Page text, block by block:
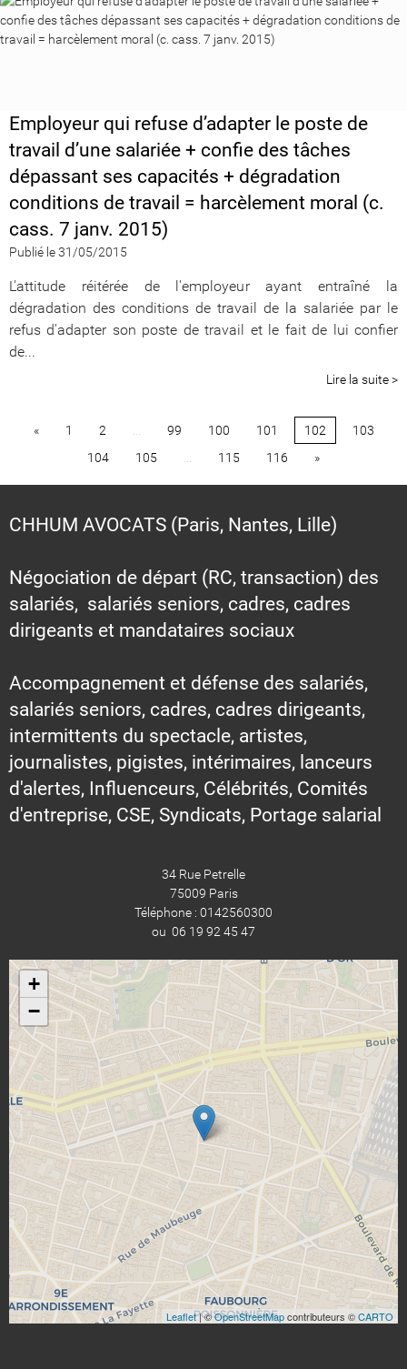
Employeur qui refuse d’adapter le poste de
travail d’une salariée + confie des tâches
dépassant ses capacités + dégradation
conditions de travail = harcèlement moral (c.
cass. 7 janv. 2015)
Publié le 31/05/2015
L'attitude réitérée de l'employeur ayant entraîné la
dégradation des conditions de travail de la salariée par le
refus d'adapter son poste de travail et le fait de lui confier
de...
Lire la suite >
« 1 2 99 100 101 102
103
104
105 115 116 »
CHHUM AVOCATS (Paris, Nantes, Lille)
Négociation de départ (RC, transaction) des
salariés, salariés seniors, cadres, cadres
dirigeants et mandataires sociaux
Accompagnement et défense des salariés,
salariés seniors, cadres, cadres dirigeants,
intermittents du spectacle, artistes,
journalistes, pigistes, intérimaires, lanceurs
d'alertes, Influenceurs, Célébrités, Comités
d'entreprise, CSE, Syndicats, Portage salarial
34 Rue Petrelle
75009 Paris
Téléphone : 0142560300
ou 06 19 92 45 47
+
−
Leaflet| ©OpenStreetMapcontributeurs ©CARTO